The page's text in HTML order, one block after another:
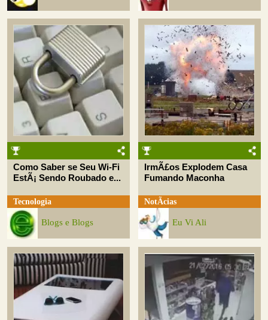
Como Saber se Seu Wi-Fi
EstÃ¡ Sendo Roubado e...
Tecnologia
Blogs e Blogs
IrmÃ£os Explodem Casa
Fumando Maconha
NotÃ­cias
Eu Vi Ali